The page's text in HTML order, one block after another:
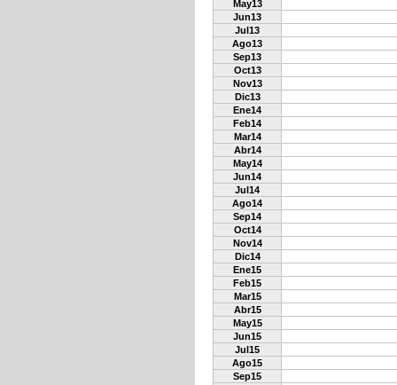
May13
Jun13
Jul13
Ago13
Sep13
Oct13
Nov13
Dic13
Ene14
Feb14
Mar14
Abr14
May14
Jun14
Jul14
Ago14
Sep14
Oct14
Nov14
Dic14
Ene15
Feb15
Mar15
Abr15
May15
Jun15
Jul15
Ago15
Sep15